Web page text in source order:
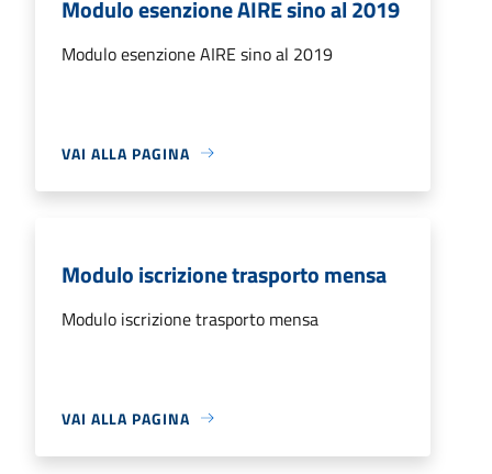
Modulo esenzione AIRE sino al 2019
Modulo esenzione AIRE sino al 2019
VAI ALLA PAGINA
Modulo iscrizione trasporto mensa
Modulo iscrizione trasporto mensa
VAI ALLA PAGINA